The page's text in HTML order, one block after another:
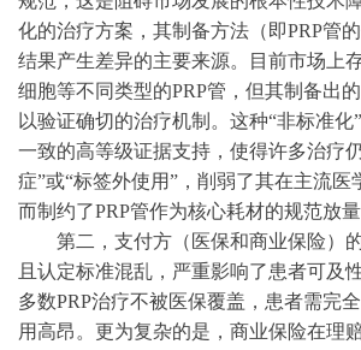
化的治疗方案，其制备方法（即PRP管
结果产生差异的主要来源。目前市场上
细胞等不同类型的PRP管，但其制备出
以验证确切的治疗机制。这种“非标准化
一致的高等级证据支持，使得许多治疗
症”或“标签外使用”，削弱了其在主流医
而制约了PRP管作为核心耗材的规范放量
第二，支付方（医保和商业保险）
且认定标准混乱，严重影响了患者可及
多数PRP治疗不被医保覆盖，患者需完
用高昂。更为复杂的是，商业保险在理